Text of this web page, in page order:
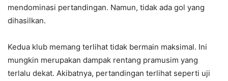
mendominasi pertandingan. Namun, tidak ada gol yang
dihasilkan.
Kedua klub memang terlihat tidak bermain maksimal. Ini
mungkin merupakan dampak rentang pramusim yang
terlalu dekat. Akibatnya, pertandingan terlihat seperti uji